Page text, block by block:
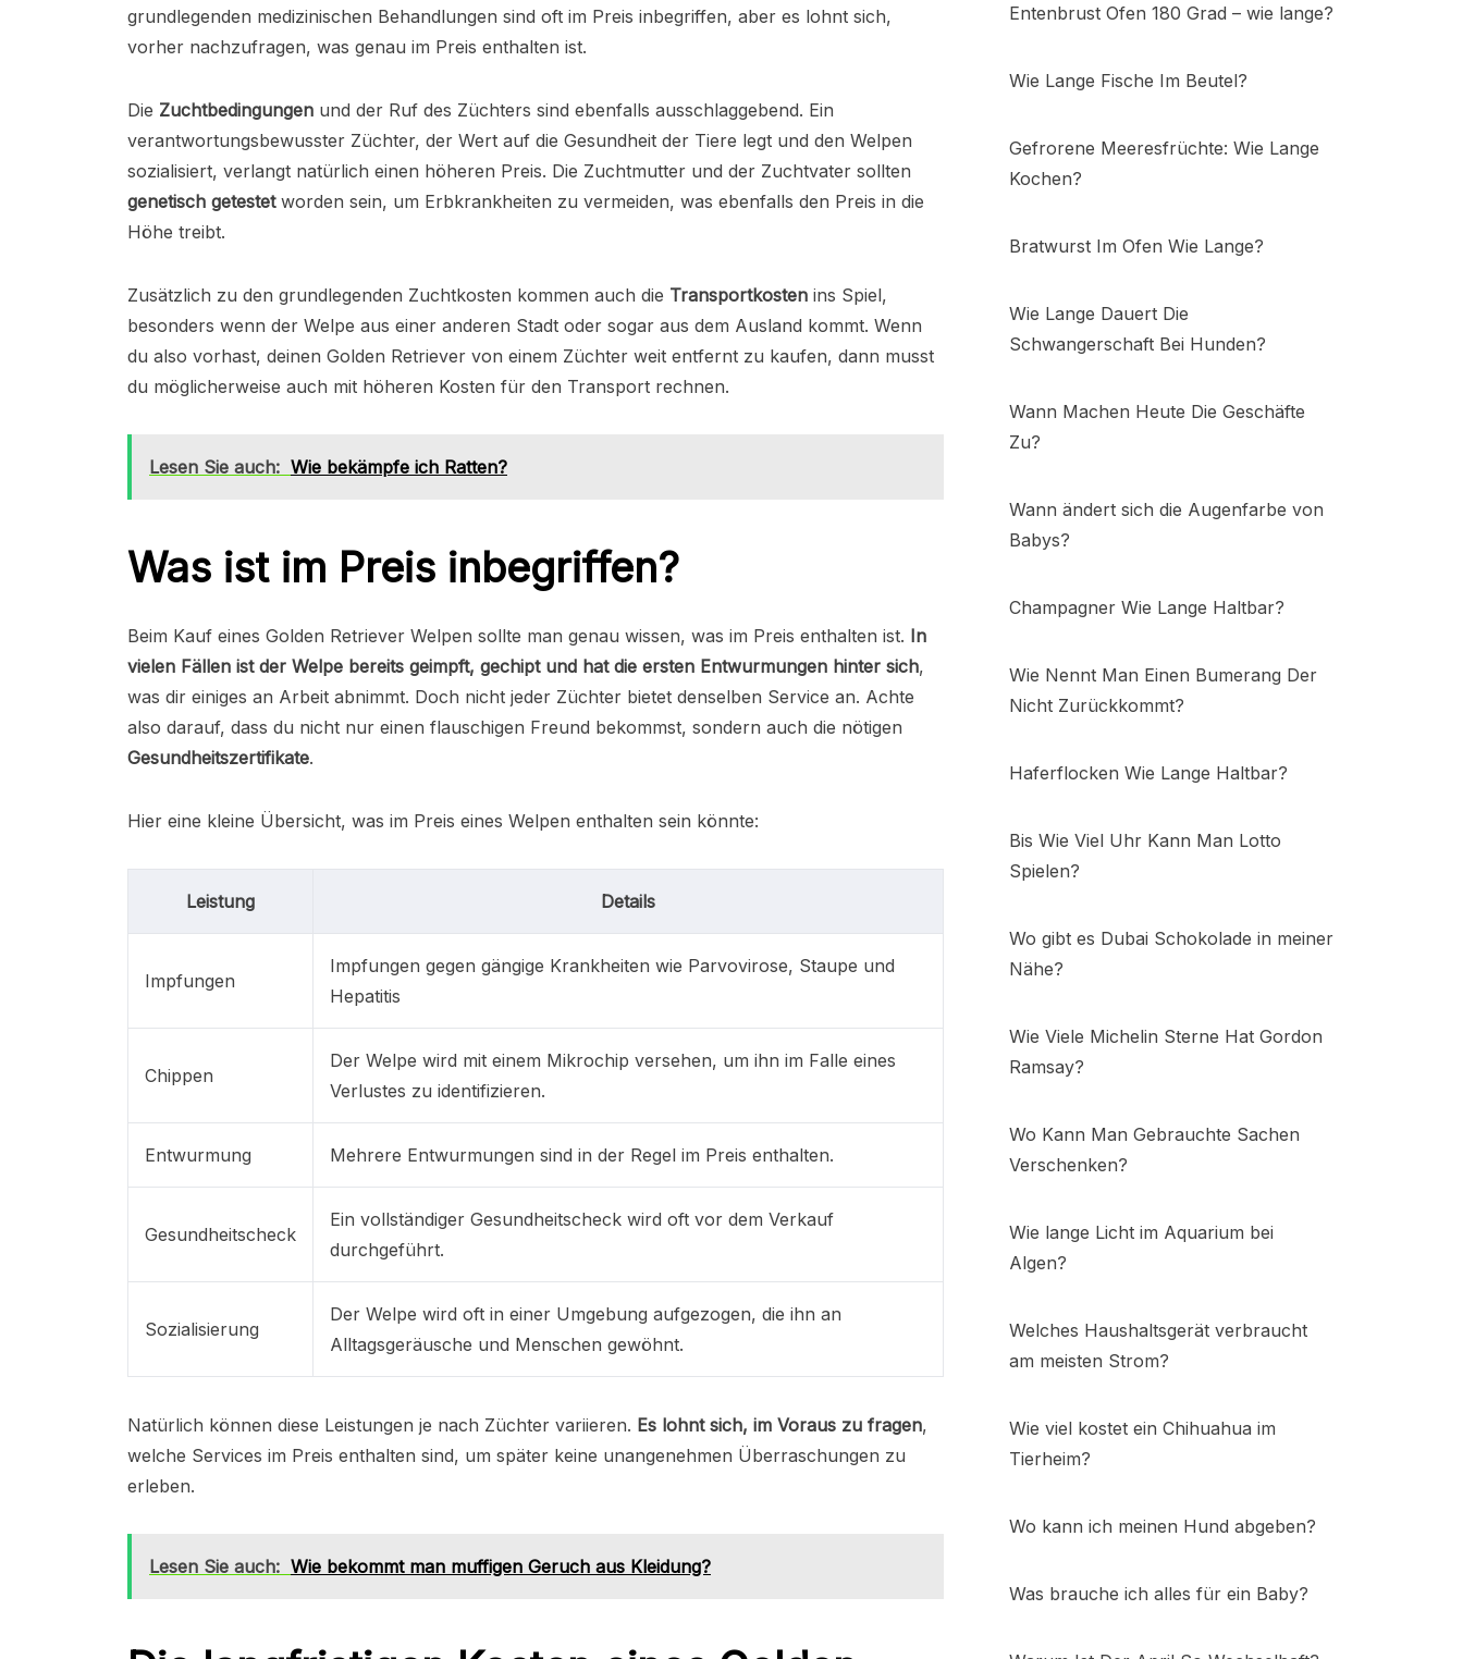
grundlegenden medizinischen Behandlungen sind oft im Preis inbegriffen, aber es lohnt sich,
vorher nachzufragen, was genau im Preis enthalten ist.
Die Zuchtbedingungen und der Ruf des Züchters sind ebenfalls ausschlaggebend. Ein
verantwortungsbewusster Züchter, der Wert auf die Gesundheit der Tiere legt und den Welpen
sozialisiert, verlangt natürlich einen höheren Preis. Die Zuchtmutter und der Zuchtvater sollten
genetisch getestetworden sein, um Erbkrankheiten zu vermeiden, was ebenfalls den Preis in die
Höhe treibt.
Zusätzlich zu den grundlegenden Zuchtkosten kommen auch die Transportkosten ins Spiel,
besonders wenn der Welpe aus einer anderen Stadt oder sogar aus dem Ausland kommt. Wenn
du also vorhast, deinen Golden Retriever von einem Züchter weit entfernt zu kaufen, dann musst
du möglicherweise auch mit höheren Kosten für den Transport rechnen.
Lesen Sie auch: Wie bekämpfe ich Ratten?
Was ist im Preis inbegriffen?
Beim Kauf eines Golden Retriever Welpen sollte man genau wissen, was im Preis enthalten ist. In
vielen Fällen ist der Welpe bereits geimpft, gechipt und hat die ersten Entwurmungen hinter sich,
was dir einiges an Arbeit abnimmt. Doch nicht jeder Züchter bietet denselben Service an. Achte
also darauf, dass du nicht nur einen flauschigen Freund bekommst, sondern auch die nötigen
Gesundheitszertifikate.
Hier eine kleine Übersicht, was im Preis eines Welpen enthalten sein könnte:
Leistung Details
Impfungen
Impfungen gegen gängige Krankheiten wie Parvovirose, Staupe und
Hepatitis
Chippen
Der Welpe wird mit einem Mikrochip versehen, um ihn im Falle eines
Verlustes zu identifizieren.
Entwurmung Mehrere Entwurmungen sind in der Regel im Preis enthalten.
Gesundheitscheck
Ein vollständiger Gesundheitscheck wird oft vor dem Verkauf
durchgeführt.
Sozialisierung
Der Welpe wird oft in einer Umgebung aufgezogen, die ihn an
Alltagsgeräusche und Menschen gewöhnt.
Natürlich können diese Leistungen je nach Züchter variieren. Es lohnt sich, im Voraus zu fragen,
welche Services im Preis enthalten sind, um später keine unangenehmen Überraschungen zu
erleben.
Lesen Sie auch: Wie bekommt man muffigen Geruch aus Kleidung?
Entenbrust Ofen 180 Grad – wie lange?
Wie Lange Fische Im Beutel?
Gefrorene Meeresfrüchte: Wie Lange
Kochen?
Bratwurst Im Ofen Wie Lange?
Wie Lange Dauert Die
Schwangerschaft Bei Hunden?
Wann Machen Heute Die Geschäfte
Zu?
Wann ändert sich die Augenfarbe von
Babys?
Champagner Wie Lange Haltbar?
Wie Nennt Man Einen Bumerang Der
Nicht Zurückkommt?
Haferflocken Wie Lange Haltbar?
Bis Wie Viel Uhr Kann Man Lotto
Spielen?
Wo gibt es Dubai Schokolade in meiner
Nähe?
Wie Viele Michelin Sterne Hat Gordon
Ramsay?
Wo Kann Man Gebrauchte Sachen
Verschenken?
Wie lange Licht im Aquarium bei
Algen?
Welches Haushaltsgerät verbraucht
am meisten Strom?
Wie viel kostet ein Chihuahua im
Tierheim?
Wo kann ich meinen Hund abgeben?
Was brauche ich alles für ein Baby?